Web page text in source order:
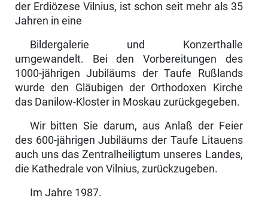
der Erdiözese Vilnius, ist schon seit mehr als 35
Jahren in eine
Bildergalerie und Konzerthalle
umgewandelt. Bei den Vorbereitungen des
1000-jährigen Jubiläums der Taufe Rußlands
wurde den Gläubigen der Orthodoxen Kirche
das Danilow-Kloster in Moskau zurückgegeben.
Wir bitten Sie darum, aus Anlaß der Feier
des 600-jährigen Jubiläums der Taufe Litauens
auch uns das Zentralheiligtum unseres Landes,
die Kathe­drale von Vilnius, zurückzugeben.
Im Jahre 1987.